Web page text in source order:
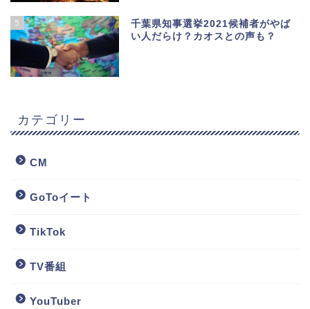
5
千葉県知事選挙2021候補者がやば
い人だらけ？カオスとの声も？
カテゴリー
CM
GoToイート
TikTok
TV番組
YouTuber